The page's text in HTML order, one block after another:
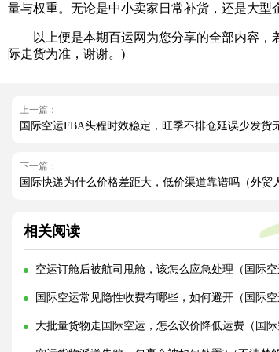
量与权重。无论是中小卖家日常补货，还是大型
以上便是本期百运网为您分享的全部内容，若
际走货为准，谢谢。)
上一篇：
国际空运FBA头程时效稳定，旺季不排仓延误少发货
下一篇：
国际快递为什么价格差距大，低价渠道靠谱吗（外贸
相关阅读
空运订舱后被航司甩舱，该怎么应急处理（国际空
国际空运常见隐性收费有哪些，如何避开（国际空
大批量货物走国际空运，怎么议价降低运费（国际